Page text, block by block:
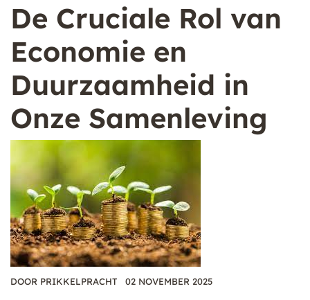
De Cruciale Rol van
Economie en
Duurzaamheid in
Onze Samenleving
DOOR PRIKKELPRACHT 02 NOVEMBER 2025